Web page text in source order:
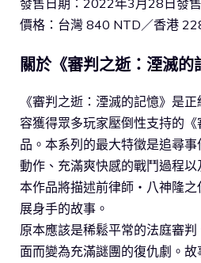
價格：台灣 840 NTD／香港
關於《審判之逝：湮滅的
《審判之逝：湮滅的記憶》是
容獲得眾多玩家壓倒性支持的
品。本系列的最大特徵是追尋
動作、充滿爽快感的戰鬥過程以
本作品將描述前律師・八神隆
展身手的故事。
原本應該是稀鬆平常的法庭審
面而變為充滿謎團的復仇劇。